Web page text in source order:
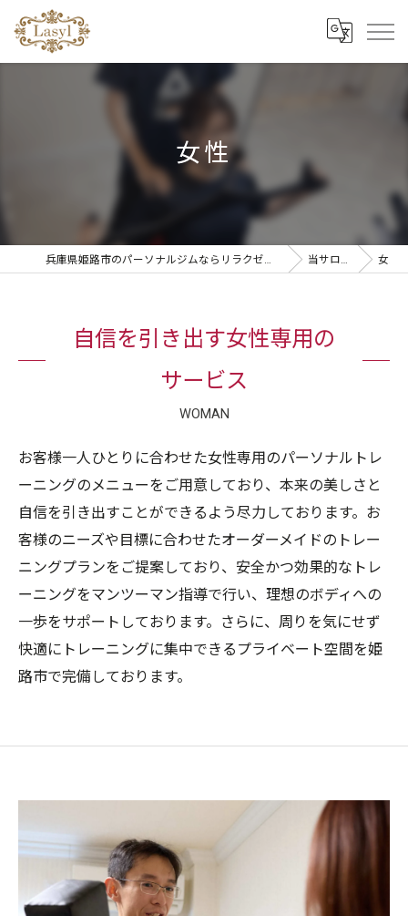
女性
兵庫県姫路市のパーソナルジムならリラクゼーションandパーソナルトレーニングLasyl 当サロンの特徴 女性
自信を引き出す女性専用の
サービス
WOMAN
お客様一人ひとりに合わせた女性専用のパーソナルトレ
ーニングのメニューをご用意しており、本来の美しさと
自信を引き出すことができるよう尽力しております。お
客様のニーズや目標に合わせたオーダーメイドのトレー
ニングプランをご提案しており、安全かつ効果的なトレ
ーニングをマンツーマン指導で行い、理想のボディへの
一歩をサポートしております。さらに、周りを気にせず
快適にトレーニングに集中できるプライベート空間を姫
路市で完備しております。